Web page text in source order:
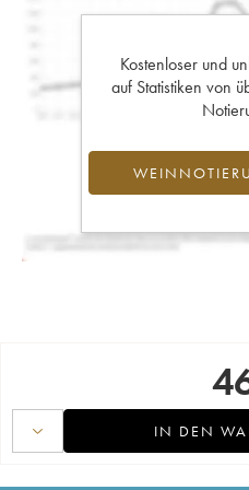
Kostenloser und
auf Statistiken von
IN DEN